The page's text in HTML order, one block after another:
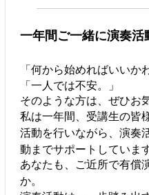
一年間ご一緒に演奏
「何から始めればいいか
「一人では不安。」
そのような方は、ぜひお
私は一年間、受講生の皆
活動を行いながら、演奏
動までサポートしています
あなたも、ご近所で有償
か。